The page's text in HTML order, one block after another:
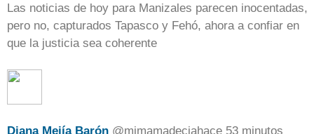
Las noticias de hoy para Manizales parecen inocentadas,
pero no, capturados Tapasco y Fehó, ahora a confiar en
que la justicia sea coherente
Diana Mejía Barón @mimamadeciahace 53 minutos